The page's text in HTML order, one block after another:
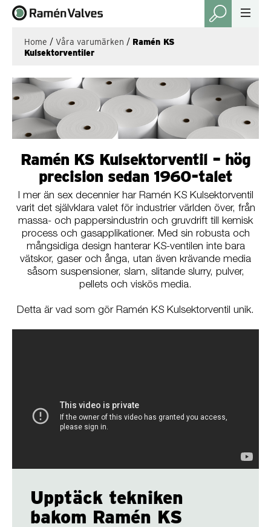
Home / Våra varumärken / Ramén KS
Kulsektorventiler
Ramén KS Kulsektorventil – hög
precision sedan 1960-talet
I mer än sex decennier har Ramén KS Kulsektorventil
varit det självklara valet för industrier världen över, från
massa- och pappersindustrin och gruvdrift till kemisk
process och gasapplikationer. Med sin robusta och
mångsidiga design hanterar KS-ventilen inte bara
vätskor, gaser och ånga, utan även krävande media
såsom suspensioner, slam, slitande slurry, pulver,
pellets och viskös media.
Detta är vad som gör Ramén KS Kulsektorventil unik.
Upptäck tekniken
bakom Ramén KS